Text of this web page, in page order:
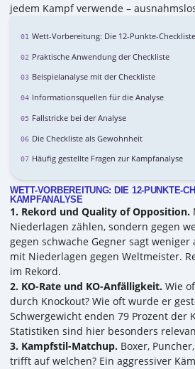
jedem Kampf verwende –
Wett-Vorbereitung: Die 12-Punkte-
Praktische Anwendung der Checkliste
Beispielanalyse mit der Checkliste
Informationsquellen für die Analyse
Fallstricke bei der Analyse
Die Checkliste als Gewohnheit
Häufig gestellte Fragen zur Kampfanalyse
WETT-VORBEREITUNG: DIE 12-PUNKTE-
KAMPFANALYSE
1. Rekord und Quality of Opposition.
Niederlagen zählen, sondern gegen
gegen schwache Gegner sagt weniger
mit Niederlagen gegen Weltmeister.
im Rekord.
2. KO-Rate und KO-Anfälligkeit. Wie
durch Knockout? Wie oft wurde er
Schwergewicht enden 79 Prozent der
Statistiken sind hier besonders
3. Kampfstil-Matchup. Boxer,
trifft auf welchen? Ein aggressiver